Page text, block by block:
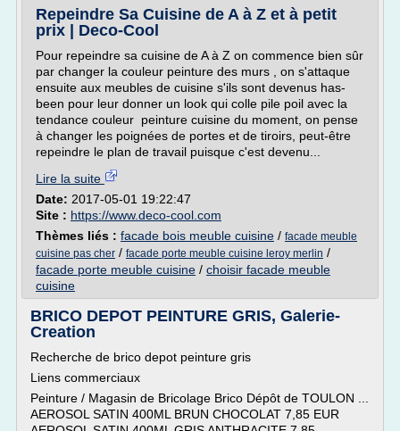
Repeindre Sa Cuisine de A à Z et à petit
prix | Deco-Cool
Pour repeindre sa cuisine de A à Z on commence bien sûr
par changer la couleur peinture des murs , on s'attaque
ensuite aux meubles de cuisine s'ils sont devenus has-
been pour leur donner un look qui colle pile poil avec la
tendance couleur peinture cuisine du moment, on pense
à changer les poignées de portes et de tiroirs, peut-être
repeindre le plan de travail puisque c'est devenu...
Lire la suite
Date: 2017-05-01 19:22:47
Site : https://www.deco-cool.com
Thèmes liés : facade bois meuble cuisine / facade meuble
cuisine pas cher / facade porte meuble cuisine leroy merlin /
facade porte meuble cuisine / choisir facade meuble
cuisine
BRICO DEPOT PEINTURE GRIS, Galerie-
Creation
Recherche de brico depot peinture gris
Liens commerciaux
Peinture / Magasin de Bricolage Brico Dépôt de TOULON ...
AEROSOL SATIN 400ML BRUN CHOCOLAT 7,85 EUR